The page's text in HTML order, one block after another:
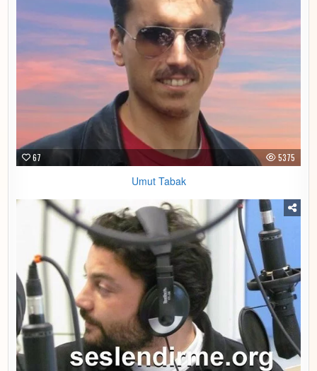
67 5375
Umut Tabak